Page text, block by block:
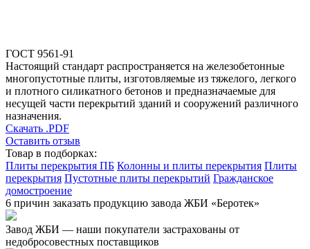
ГОСТ 9561-91
Настоящий стандарт распространяется на железобетонные
многопустотные плиты, изготовляемые из тяжелого, легкого
и плотного силикатного бетонов и предназначаемые для
несущей части перекрытий зданий и сооружений различного
назначения.
Скачать .PDF
Оставить отзыв
Товар в подборках:
Плиты перекрытия ПБ Колонны и плиты перекрытия Плиты
перекрытия Пустотные плиты перекрытий Гражданское
домостроение
6 причин заказать продукцию завода ЖБИ «Беротек»
Завод ЖБИ — наши покупатели застрахованы от
недобросовестных поставщиков